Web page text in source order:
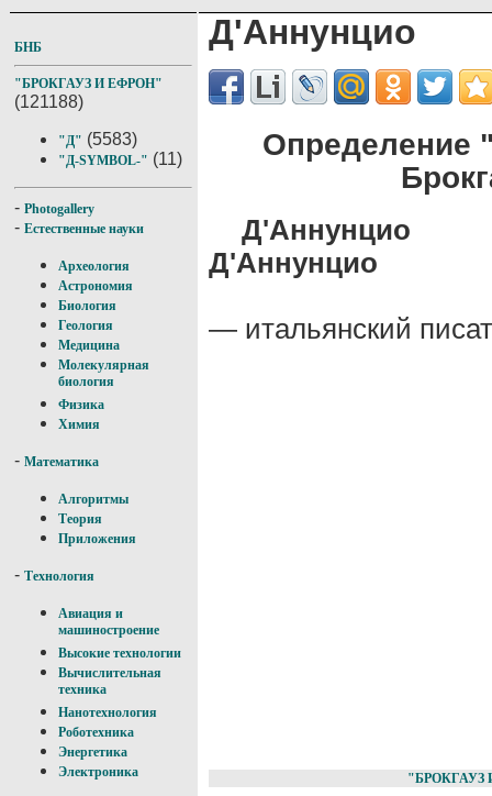
БНБ
"БРОКГАУЗ И ЕФРОН"
(121188)
"Д" (5583)
"Д-SYMBOL-" (11)
- Photogallery
- Естественные науки
Археология
Астрономия
Биология
Геология
Медицина
Молекулярная
биология
Физика
Химия
- Математика
Алгоритмы
Теория
Приложения
- Технология
Авиация и
машиностроение
Высокие технологии
Вычислительная
техника
Нанотехнология
Роботехника
Энергетика
Электроника
Д'Аннунцио
Определение
Д'Аннунцио
Д'Аннунцио
— итальянский
"БРОКГАУЗ